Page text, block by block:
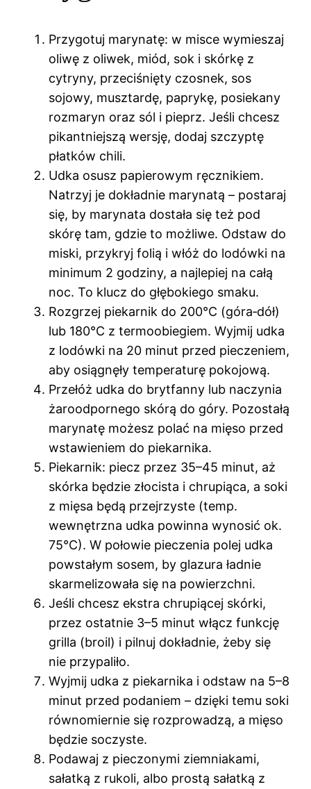
Przygotuj marynatę: w misce wymieszaj
oliwę z oliwek, miód, sok i skórkę z
cytryny, przeciśnięty czosnek, sos
sojowy, musztardę, paprykę, posiekany
rozmaryn oraz sól i pieprz. Jeśli chcesz
pikantniejszą wersję, dodaj szczyptę
płatków chili.
Udka osusz papierowym ręcznikiem.
Natrzyj je dokładnie marynatą – postaraj
się, by marynata dostała się też pod
skórę tam, gdzie to możliwe. Odstaw do
miski, przykryj folią i włóż do lodówki na
minimum 2 godziny, a najlepiej na całą
noc. To klucz do głębokiego smaku.
Rozgrzej piekarnik do 200°C (góra‑dół)
lub 180°C z termoobiegiem. Wyjmij udka
z lodówki na 20 minut przed pieczeniem,
aby osiągnęły temperaturę pokojową.
Przełóż udka do brytfanny lub naczynia
żaroodpornego skórą do góry. Pozostałą
marynatę możesz polać na mięso przed
wstawieniem do piekarnika.
Piekarnik: piecz przez 35–45 minut, aż
skórka będzie złocista i chrupiąca, a soki
z mięsa będą przejrzyste (temp.
wewnętrzna udka powinna wynosić ok.
75°C). W połowie pieczenia polej udka
powstałym sosem, by glazura ładnie
skarmelizowała się na powierzchni.
Jeśli chcesz ekstra chrupiącej skórki,
przez ostatnie 3–5 minut włącz funkcję
grilla (broil) i pilnuj dokładnie, żeby się
nie przypaliło.
Wyjmij udka z piekarnika i odstaw na 5–8
minut przed podaniem – dzięki temu soki
równomiernie się rozprowadzą, a mięso
będzie soczyste.
Podawaj z pieczonymi ziemniakami,
sałatką z rukoli, albo prostą sałatką z